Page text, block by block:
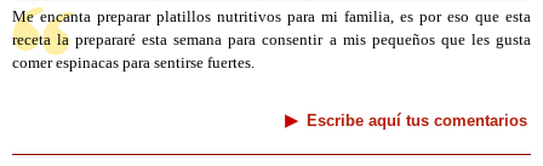
Me encanta preparar platillos nutritivos para mi familia, es por eso que esta
receta la prepararé esta semana para consentir a mis pequeños que les gusta
comer espinacas para sentirse fuertes.
Escribe aquí tus comentarios